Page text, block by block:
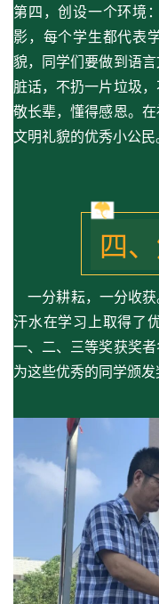
第四，创设一个环境
影，每个学生都代表
貌，同学们要做到语
脏话，不扔一片垃圾
敬长辈，懂得感恩。
文明礼貌的优秀小公民
四
一分耕耘，一分收
汗水在学习上取得了
一、二、三等奖获奖
为这些优秀的同学颁发